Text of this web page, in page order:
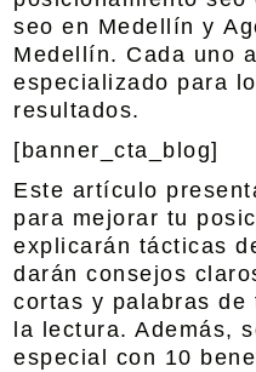
seo en Medellín y
Medellín. Cada uno
especializado para
resultados.
[banner_cta_blog]
Este artículo
para mejorar tu
explicarán tácticas
darán consejos
cortas y palabras
la lectura. Además,
especial con 10